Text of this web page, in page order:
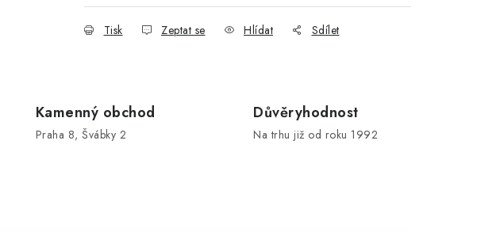
Tisk Zeptat se Hlídat Sdílet
Kamenný obchod
Praha 8, Švábky 2
Důvěryhodnost
Na trhu již od roku 1992